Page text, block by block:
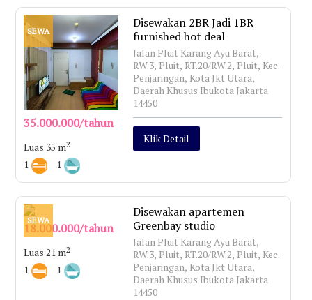
SEWA
35.000.000/tahun
Luas 35 m2
1 1
Disewakan 2BR Jadi 1BR
furnished hot deal
Jalan Pluit Karang Ayu Barat,
RW.3, Pluit, RT.20/RW.2, Pluit, Kec.
Penjaringan, Kota Jkt Utara,
Daerah Khusus Ibukota Jakarta
14450
Klik Detail
SEWA
18.000.000/tahun
Luas 21 m2
1 1
Disewakan apartemen
Greenbay studio
Jalan Pluit Karang Ayu Barat,
RW.3, Pluit, RT.20/RW.2, Pluit, Kec.
Penjaringan, Kota Jkt Utara,
Daerah Khusus Ibukota Jakarta
14450